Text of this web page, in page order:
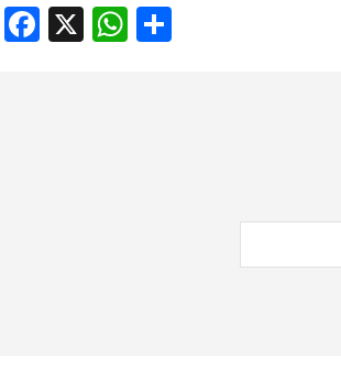
Facebook
X WhatsApp